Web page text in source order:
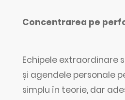
Concentrarea pe
Echipele extraordinare
și agendele personale
simplu în teorie, dar